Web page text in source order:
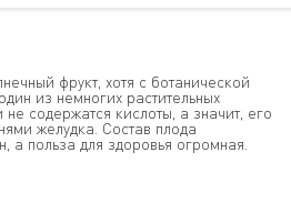
фрукт, хотя с ботанической
из немногих растительных
не содержатся кислоты, а значит, его
желудка. Состав плода
а польза для здоровья огромная.